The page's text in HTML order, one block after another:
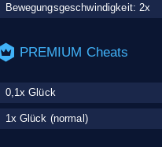
Bewegungsgeschwindigkeit: 2x
PREMIUM Cheats
0,1x Glück
1x Glück (normal)